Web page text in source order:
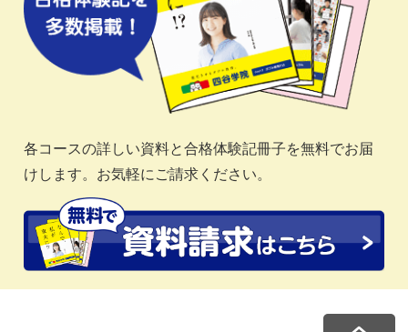
各コースの詳しい資料と合格体験記冊子を無料でお届
けします。お気軽にご請求ください。